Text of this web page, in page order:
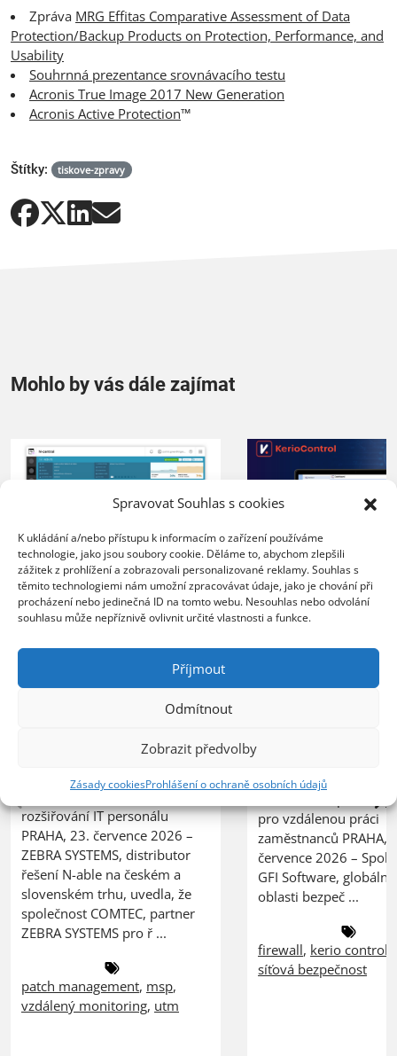
Spravovat Souhlas s cookies
K ukládání a/nebo přístupu k informacím o zařízení používáme
technologie, jako jsou soubory cookie. Děláme to, abychom zlepšili
zážitek z prohlížení a zobrazovali personalizované reklamy. Souhlas s
těmito technologiemi nám umožní zpracovávat údaje, jako je chování při
procházení nebo jedinečná ID na tomto webu. Nesouhlas nebo odvolání
souhlasu může nepříznivě ovlivnit určité vlastnosti a funkce.
Příjmout
Odmítnout
Zobrazit předvolby
Zásady cookiesProhlášení o ochraně osobních údajů
Zpráva MRG Effitas Comparative Assessment of Data
Protection/Backup Products on Protection, Performance, and
Usability
Souhrnná prezentance srovnávacího testu
Acronis True Image 2017 New Generation
Acronis Active Protection™
Štítky: tiskove-zpravy
Mohlo by vás dále zajímat
ZEBRA SYSTEMS:
společnost COMTEC
s řešením N-able N-
central
Poskytovatel MSP služeb
zvládá rostoucí počet
zákazníků bez nutnosti
rozšiřování IT personálu
PRAHA, 23. července 2026 –
ZEBRA SYSTEMS, distributor
řešení N-able na českém a
slovenském trhu, uvedla, že
společnost COMTEC, partner
ZEBRA SYSTEMS pro ř ...
patch management, msp,
vzdálený monitoring, utm
XERTEC
Kerio Control
k zabezpečení
sítě
20.07.2026
ochrany před
hrozbami a
pro vzdálenou práci
zaměstnanců PRAHA,
července 2026 –
GFI Software,
oblasti bezpeč ...
firewall, kerio control
síťová bezpečnost